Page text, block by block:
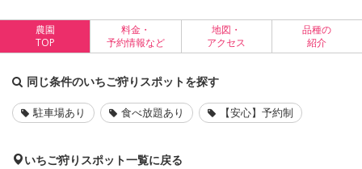
農園
TOP
料金・
予約情報など
地図・
アクセス
品種の
紹介
同じ条件のいちご狩りスポットを探す
駐車場あり 食べ放題あり 【安心】予約制
いちご狩りスポット一覧に戻る